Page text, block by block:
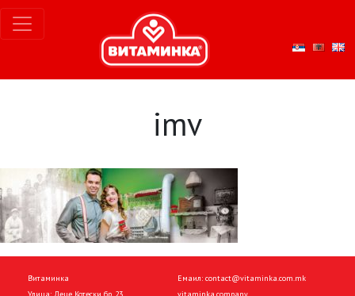
imv
Витаминка
Емаил: contact@vitaminka.com.mk